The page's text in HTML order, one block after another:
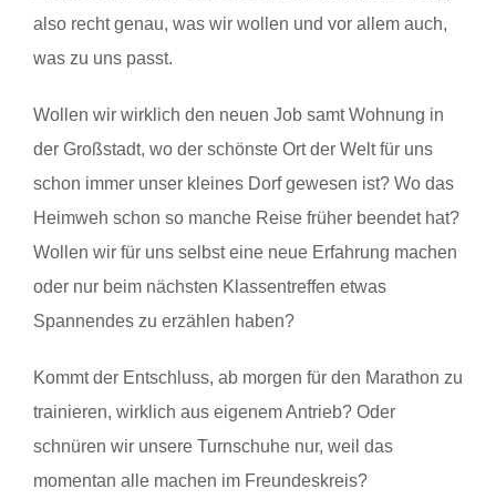
also recht genau, was wir wollen und vor allem auch,
was zu uns passt.
Wollen wir wirklich den neuen Job samt Wohnung in
der Großstadt, wo der schönste Ort der Welt für uns
schon immer unser kleines Dorf gewesen ist? Wo das
Heimweh schon so manche Reise früher beendet hat?
Wollen wir für uns selbst eine neue Erfahrung machen
oder nur beim nächsten Klassentreffen etwas
Spannendes zu erzählen haben?
Kommt der Entschluss, ab morgen für den Marathon zu
trainieren, wirklich aus eigenem Antrieb? Oder
schnüren wir unsere Turnschuhe nur, weil das
momentan alle machen im Freundeskreis?